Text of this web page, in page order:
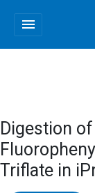
menu
Digestion
Triflate in